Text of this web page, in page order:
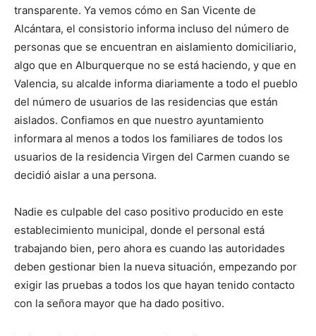
transparente. Ya vemos cómo en San Vicente de
Alcántara, el consistorio informa incluso del número de
personas que se encuentran en aislamiento domiciliario,
algo que en Alburquerque no se está haciendo, y que en
Valencia, su alcalde informa diariamente a todo el pueblo
del número de usuarios de las residencias que están
aislados. Confiamos en que nuestro ayuntamiento
informara al menos a todos los familiares de todos los
usuarios de la residencia Virgen del Carmen cuando se
decidió aislar a una persona.
Nadie es culpable del caso positivo producido en este
establecimiento municipal, donde el personal está
trabajando bien, pero ahora es cuando las autoridades
deben gestionar bien la nueva situación, empezando por
exigir las pruebas a todos los que hayan tenido contacto
con la señora mayor que ha dado positivo.